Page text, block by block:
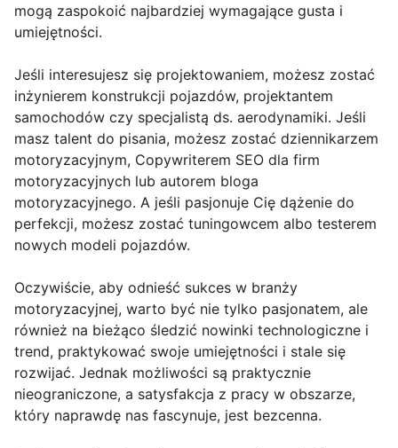
mogą zaspokoić najbardziej wymagające gusta i
umiejętności.
Jeśli interesujesz się projektowaniem, możesz zostać
inżynierem konstrukcji pojazdów, projektantem
samochodów czy specjalistą ds. aerodynamiki. Jeśli
masz talent do pisania, możesz zostać dziennikarzem
motoryzacyjnym, Copywriterem SEO dla firm
motoryzacyjnych lub autorem bloga
motoryzacyjnego. A jeśli pasjonuje Cię dążenie do
perfekcji, możesz zostać tuningowcem albo testerem
nowych modeli pojazdów.
Oczywiście, aby odnieść sukces w branży
motoryzacyjnej, warto być nie tylko pasjonatem, ale
również na bieżąco śledzić nowinki technologiczne i
trend, praktykować swoje umiejętności i stale się
rozwijać. Jednak możliwości są praktycznie
nieograniczone, a satysfakcja z pracy w obszarze,
który naprawdę nas fascynuje, jest bezcenna.